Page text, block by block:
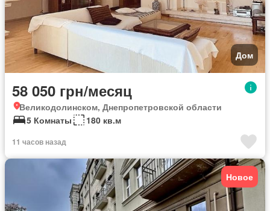
Дом
58 050 грн/месяц
Великодолинском, Днепропетровской области
5 Комнаты
180 кв.м
11 часов назад
Новое